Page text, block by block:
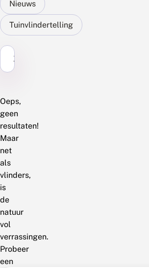
Nieuws
Tuinvlindertelling
Zoek...
Oeps,
geen
resultaten!
Maar
net
als
vlinders,
is
de
natuur
vol
verrassingen.
Probeer
een